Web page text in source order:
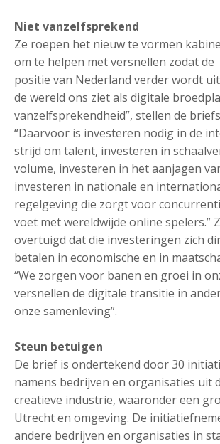
Niet vanzelfsprekend
Ze roepen het nieuw te vormen
om te helpen met versnellen zodat
positie van Nederland verder wordt
de wereld ons ziet als digitale
vanzelfsprekendheid”, stellen de
“Daarvoor is investeren nodig in de
strijd om talent, investeren in
volume, investeren in het aanjagen
investeren in nationale en
regelgeving die zorgt voor
voet met wereldwijde online spelers.”
overtuigd dat die investeringen zich
betalen in economische en in
“We zorgen voor banen en groei in
versnellen de digitale transitie in
onze samenleving”.
Steun betuigen
De brief is ondertekend door 30
namens bedrijven en organisaties uit
creatieve industrie, waaronder een
Utrecht en omgeving. De
andere bedrijven en organisaties in